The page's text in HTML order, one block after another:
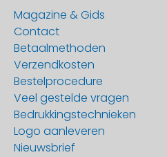
Magazine & Gids
Contact
Betaalmethoden
Verzendkosten
Bestelprocedure
Veel gestelde vragen
Bedrukkingstechnieken
Logo aanleveren
Nieuwsbrief